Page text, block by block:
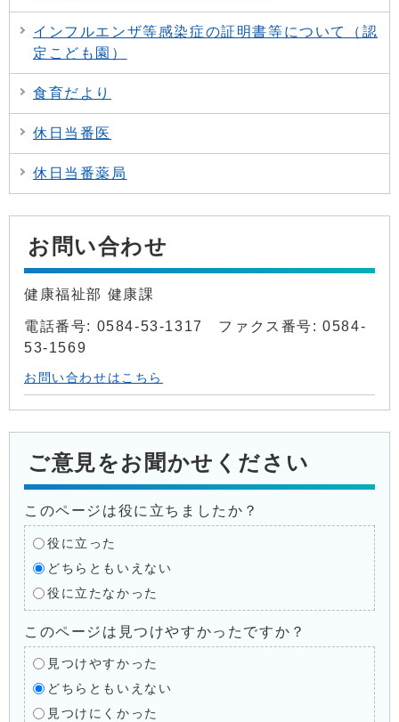
インフルエンザ等感染症の証明書等について（認
定こども園）
食育だより
休日当番医
休日当番薬局
お問い合わせ
健康福祉部 健康課
電話番号: 0584-53-1317 ファクス番号: 0584-
53-1569
お問い合わせはこちら
ご意見をお聞かせください
このページは役に立ちましたか？
役に立った
どちらともいえない
役に立たなかった
このページは見つけやすかったですか？
見つけやすかった
どちらともいえない
見つけにくかった